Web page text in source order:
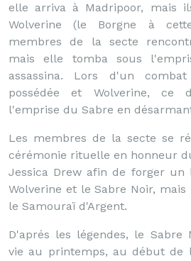
elle arriva à Madripoor, mais
Wolverine (le Borgne à
membres de la secte
mais elle tomba sous
assassina. Lors d'un
possédée et Wolverine, ce
l'emprise du Sabre en
Les membres de la secte se
cérémonie rituelle en honneur
Jessica Drew afin de forger un
Wolverine et le Sabre Noir,
le Samouraï d'Argent.
D'aprés les légendes, le
vie au printemps, au début de